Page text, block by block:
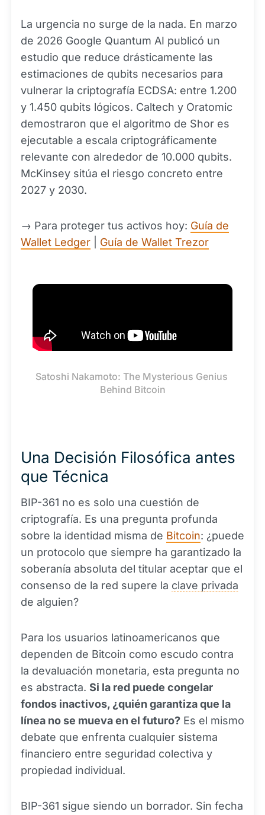
La urgencia no surge de la nada. En marzo
de 2026 Google Quantum AI publicó un
estudio que reduce drásticamente las
estimaciones de qubits necesarios para
vulnerar la criptografía ECDSA: entre 1.200
y 1.450 qubits lógicos. Caltech y Oratomic
demostraron que el algoritmo de Shor es
ejecutable a escala criptográficamente
relevante con alrededor de 10.000 qubits.
McKinsey sitúa el riesgo concreto entre
2027 y 2030.
→ Para proteger tus activos hoy: Guía de
Wallet Ledger
Guía de Wallet Trezor
Satoshi Nakamoto: The Mysterious Genius
Behind Bitcoin
Una Decisión Filosófica antes
que Técnica
BIP-361 no es solo una cuestión de
criptografía. Es una pregunta profunda
sobre la identidad misma de Bitcoin: ¿puede
un protocolo que siempre ha garantizado la
soberanía absoluta del titular aceptar que el
consenso de la red supere la clave privada
de alguien?
Para los usuarios latinoamericanos que
dependen de Bitcoin como escudo contra
la devaluación monetaria, esta pregunta no
es abstracta. Si la red puede congelar
fondos inactivos, ¿quién garantiza que la
línea no se mueva en el futuro? Es el mismo
debate que enfrenta cualquier sistema
financiero entre seguridad colectiva y
propiedad individual.
BIP-361 sigue siendo un borrador. Sin fecha